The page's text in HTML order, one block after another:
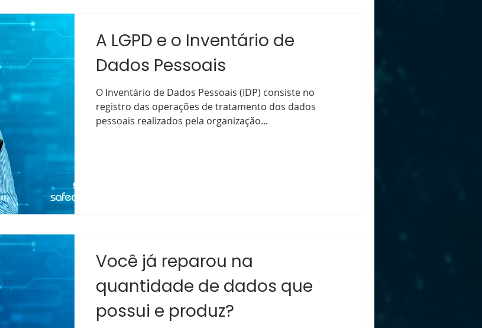
A LGPD e o Inventário de
Dados Pessoais
O Inventário de Dados Pessoais (IDP) consiste no
registro das operações de tratamento dos dados
pessoais realizados pela organização...
Você já reparou na
quantidade de dados que
possui e produz?